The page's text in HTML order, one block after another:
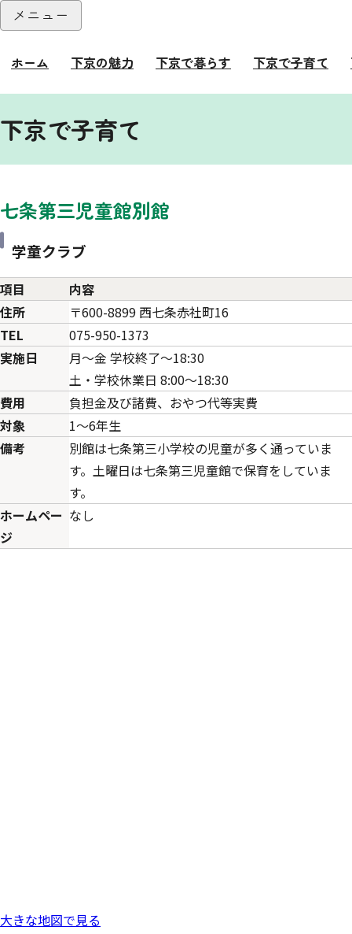
本文へ
メニュー
ホーム 下京の魅力 下京で暮らす 下京で子育て
下京で子育て
七条第三児童館別館
学童クラブ
項目
内容
住所
〒600-8899 西七条赤社町16
TEL
075-950-1373
実施日
月～金 学校終了～18:30
土・学校休業日 8:00～18:30
費用
負担金及び諸費、おやつ代等実費
対象
1～6年生
備考
別館は七条第三小学校の児童が多く通っていま
す。土曜日は七条第三児童館で保育をしていま
す。
ホームペー
ジ
なし
大きな地図で見る